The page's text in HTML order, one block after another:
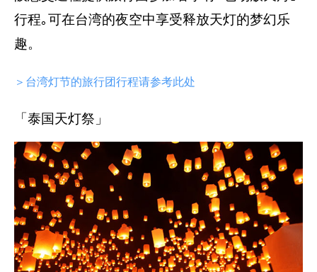
行程｡可在台湾的夜空中享受释放天灯的梦幻乐
趣。
＞台湾灯节的旅行团行程请参考此处
「泰国天灯祭」